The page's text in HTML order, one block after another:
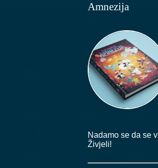
Amnezija
Nadamo se da se
Živjeli!